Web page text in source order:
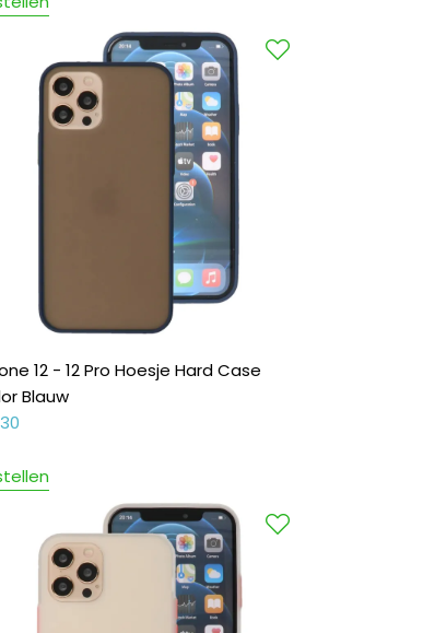
12 - 12 Pro Hoesje Hard Case
Blauw